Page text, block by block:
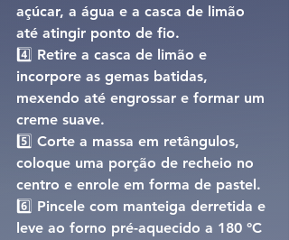
açúcar, a água e a casca de limão
até atingir ponto de fio.
4️⃣ Retire a casca de limão e
incorpore as gemas batidas,
mexendo até engrossar e formar um
creme suave.
5️⃣ Corte a massa em retângulos,
coloque uma porção de recheio no
centro e enrole em forma de pastel.
6️⃣ Pincele com manteiga derretida e
leve ao forno pré-aquecido a 180 °C